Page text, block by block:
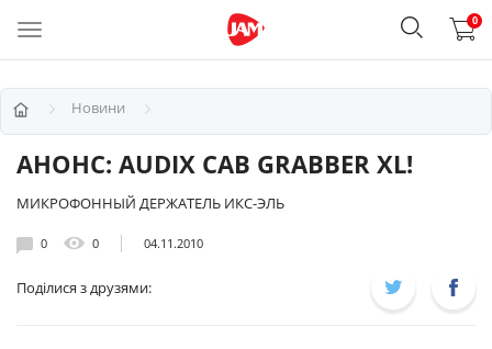
0
Новини
АНОНС: AUDIX CAB GRABBER XL!
МИКРОФОННЫЙ ДЕРЖАТЕЛЬ ИКС-ЭЛЬ
0 0 04.11.2010
Поділися з друзями: